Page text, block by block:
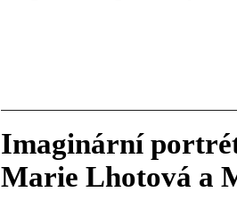
Imaginární
Marie Lhotová a